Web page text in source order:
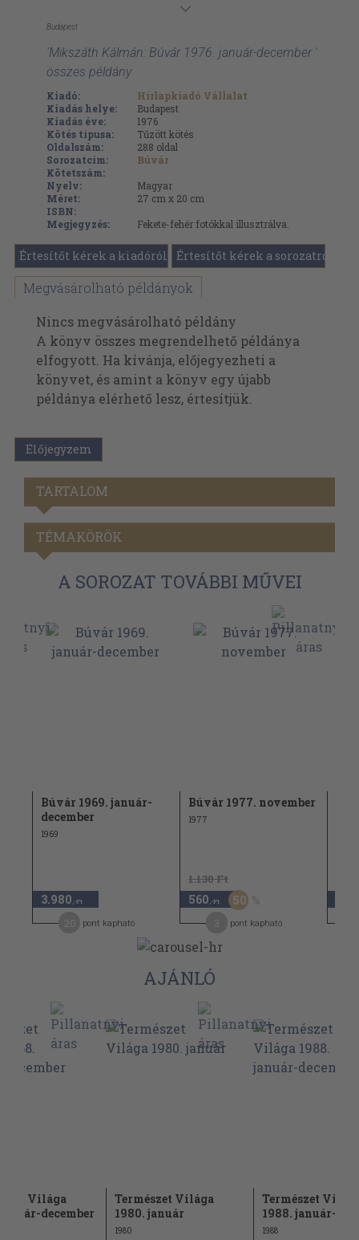
Budapest
'Mikszáth Kálmán: Búvár 1976. január-december '
összes példány
Kiadó:
Hírlapkiadó Vállalat
Kiadás helye:
Budapest
Kiadás éve:
1976
Kötés típusa:
Tűzött kötés
Oldalszám:
288 oldal
Sorozatcím:
Búvár
Kötetszám:
Nyelv:
Magyar
Méret:
27 cm x 20 cm
ISBN:
Megjegyzés:
Fekete-fehér fotókkal illusztrálva.
Értesítőt kérek a kiadóról Értesítőt kérek a sorozatról
Megvásárolható példányok
Nincs megvásárolható példány
A könyv összes megrendelhető példánya
elfogyott. Ha kívánja, előjegyezheti a
könyvet, és amint a könyv egy újabb
példánya elérhető lesz, értesítjük.
Előjegyzem
TARTALOM
TÉMAKÖRÖK
A SOROZAT TOVÁBBI MŰVEI
Búvár 1969. január-
december
1969
3.980 ,-Ft
pont kapható
Búvár 1977. november
1977
1.130 Ft
560 ,-Ft 50
pont kapható
AJÁNLÓ
Világa
december
Természet Világa
1980. január
1980
Természet
1988. január-
1988